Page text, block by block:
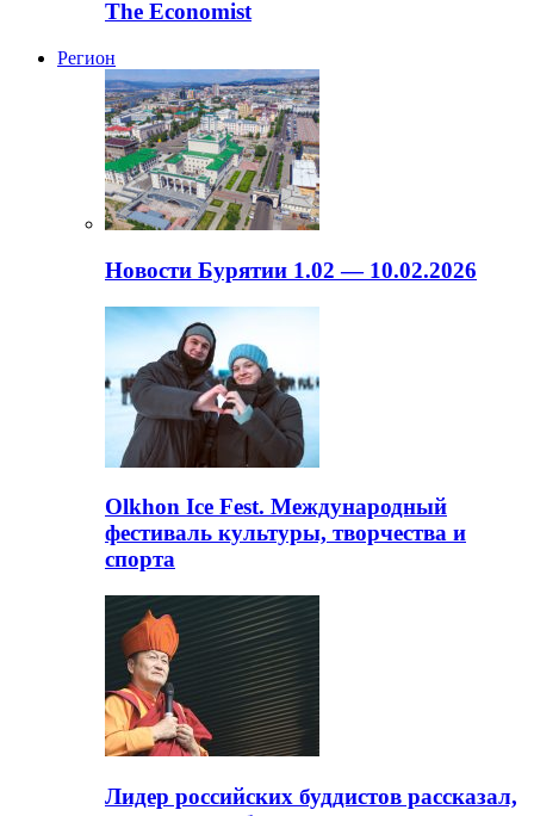
The Economist
Регион
Новости Бурятии 1.02 — 10.02.2026
Olkhon Ice Fest. Международный
фестиваль культуры, творчества и
спорта
Лидер российских буддистов рассказал,